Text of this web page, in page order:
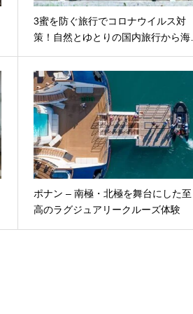
3蜜を防ぐ旅行でコロナウイルス対
策！自然とゆとりの国内旅行から
ポナン – 南極・北極を舞台にした至
高のラグジュアリークルーズ体験